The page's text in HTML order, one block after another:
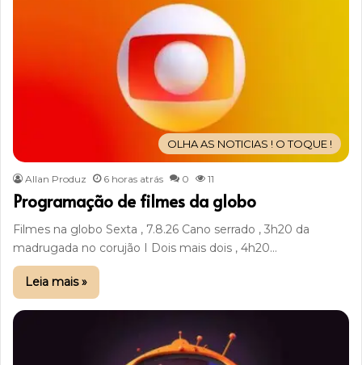
OLHA AS NOTICIAS ! O TOQUE !
Allan Produz 6 horas atrás 0 11
Programação de filmes da globo
Filmes na globo Sexta , 7.8.26 Cano serrado , 3h20 da
madrugada no corujão I Dois mais dois , 4h20…
Leia mais »